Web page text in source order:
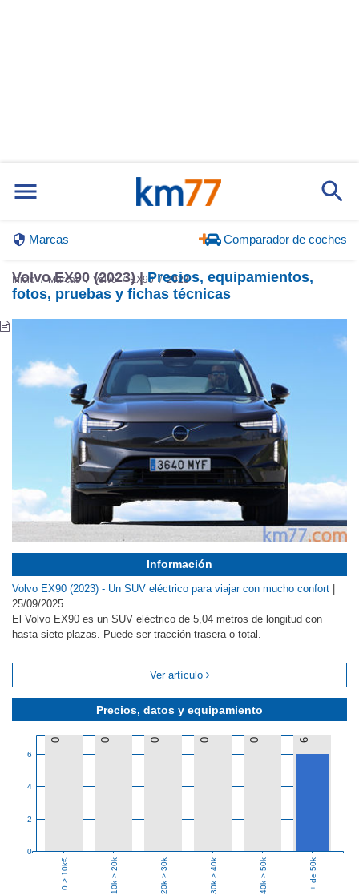
Marcas Comparador de coches
Inicio Marcas Volvo EX90 2023
Volvo EX90 (2023) |Precios, equipamientos,
fotos, pruebas y fichas técnicas
Precios, datos y equipamiento
0
2
4
6
0 0 0 0 0 6
0 > 10k€ 10k > 20k 20k > 30k 30k > 40k 40k > 50k + de 50k
Información
Volvo EX90 (2023) - Un SUV eléctrico para viajar con mucho confort
25/09/2025
El Volvo EX90 es un SUV eléctrico de 5,04 metros de longitud con
hasta siete plazas. Puede ser tracción trasera o total.
Ver artículo